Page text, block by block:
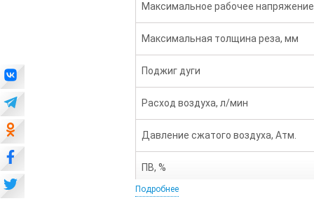
Максимальное рабочее
Максимальная толщина реза, мм
Поджиг дуги
Расход воздуха, л/мин
Давление сжатого воздуха, Атм.
ПВ, %
Подробнее